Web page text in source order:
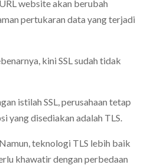
website akan berubah
pertukaran data yang terjadi
kini SSL sudah tidak
istilah SSL, perusahaan tetap
yang disediakan adalah TLS.
teknologi TLS lebih baik
khawatir dengan perbedaan